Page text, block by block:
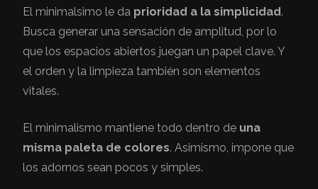
El minimalsimo le da prioridad a la simplicidad.
Busca generar una sensación de amplitud, por lo
que los espacios abiertos juegan un papel clave. Y
el orden y la limpieza también son elementos
vitales.
El minimalismo mantiene todo dentro de una
misma paleta de colores. Asimismo, impone que
los adornos sean pocos y simples.